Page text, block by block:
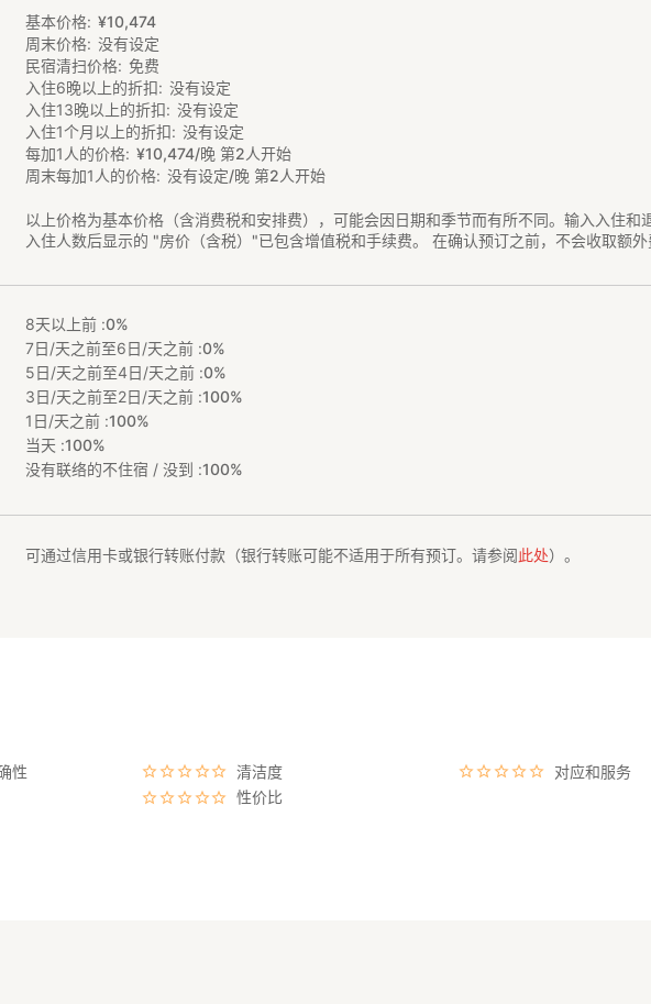
基本价格 ¥10,474
周末价格
没有设定
民宿清扫价格
免费
入住6晚以上的折扣
没有设定
入住13晚以上的折扣
没有设定
入住1个月以上的折扣
没有设定
每加1人的价格
¥10,474/晚 第2人开始
周末每加1人的价格
没有设定/晚 第2人开始
以上价格为基本价格（含消费税和安排费），可能会因日期和季节而有所不同。输入入住和
入住人数后显示的 "房价（含税）"已包含增值税和手续费。 在确认预订之前，不会收取额
8天以上前 :0%
7日/天之前至6日/天之前 :0%
5日/天之前至4日/天之前 :0%
3日/天之前至2日/天之前 :100%
1日/天之前 :100%
当天 :100%
没有联络的不住宿 / 没到 :100%
可通过信用卡或银行转账付款（银行转账可能不适用于所有预订。请参阅此处）。
性 清洁度
对应和服务
性价比